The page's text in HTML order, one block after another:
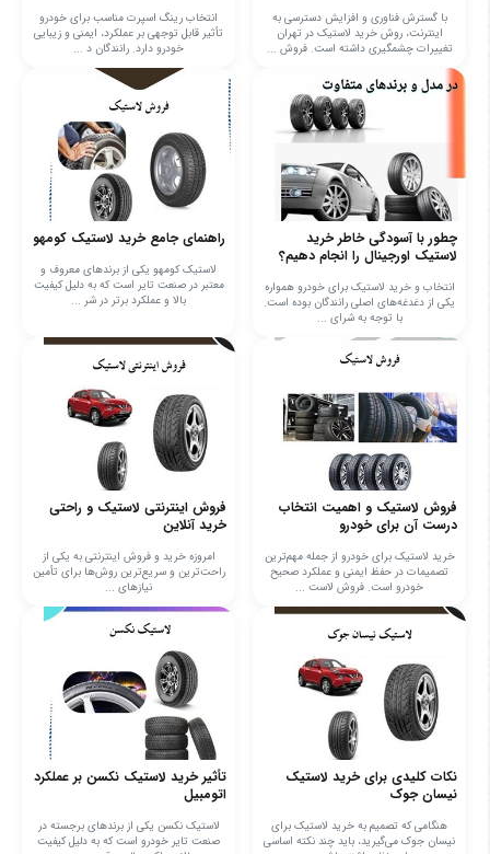
با گسترش فناوری و افزایش دسترسی به
اینترنت، روش خرید لاستیک در تهران
تغییرات چشمگیری داشته است. فروش ...
انتخاب رینگ اسپرت مناسب برای خودرو
تأثیر قابل توجهی بر عملکرد، ایمنی و زیبایی
خودرو دارد. رانندگان د ...
چطور با آسودگی خاطر خرید
لاستیک اورجینال را انجام دهیم؟
انتخاب و خرید لاستیک برای خودرو همواره
یکی از دغدغه‌های اصلی رانندگان بوده است.
با توجه به شرای ...
راهنمای جامع خرید لاستیک کومهو
لاستیک کومهو یکی از برندهای معروف و
معتبر در صنعت تایر است که به دلیل کیفیت
بالا و عملکرد برتر در شر ...
فروش لاستیک و اهمیت انتخاب
درست آن برای خودرو
خرید لاستیک برای خودرو از جمله مهم‌ترین
تصمیمات در حفظ ایمنی و عملکرد صحیح
خودرو است. فروش لاست ...
فروش اینترنتی لاستیک و راحتی
خرید آنلاین
امروزه خرید و فروش اینترنتی به یکی از
راحت‌ترین و سریع‌ترین روش‌ها برای تأمین
نیازهای ...
نکات کلیدی برای خرید لاستیک
نیسان جوک
هنگامی که تصمیم به خرید لاستیک برای
نیسان جوک می‌گیرید، باید چند نکته اساسی
تأثیر خرید لاستیک نکسن بر عملکرد
اتومبیل
لاستیک نکسن یکی از برندهای برجسته در
صنعت تایر خودرو است که به دلیل کیفیت